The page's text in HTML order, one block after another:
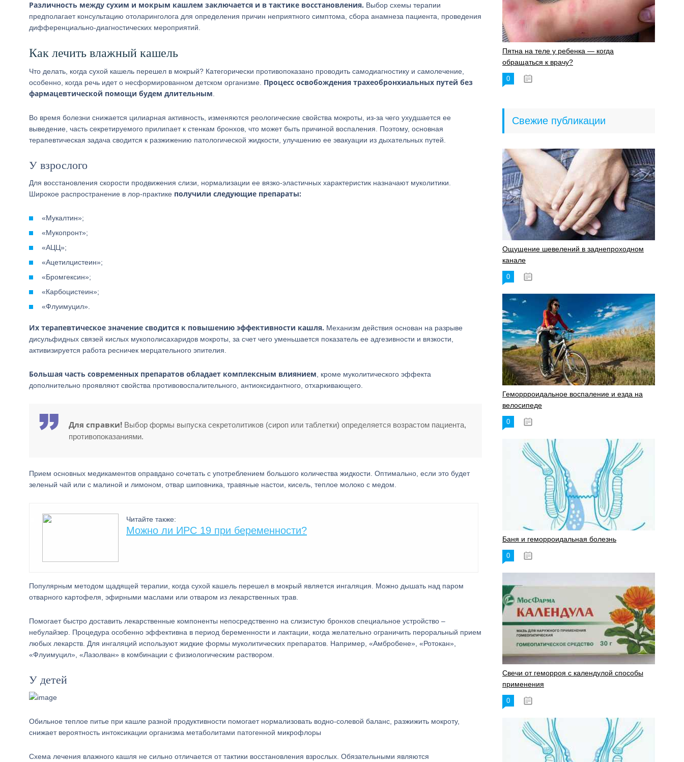
Различность между сухим и мокрым кашлем заключается и в тактике восстановления. Выбор схемы терапии
предполагает консультацию отоларинголога для определения причин неприятного симптома, сбора анамнеза пациента, проведения
дифференциально-диагностических мероприятий.
Как лечить влажный кашель
Что делать, когда сухой кашель перешел в мокрый? Категорически противопоказано проводить самодиагностику и самолечение,
особенно, когда речь идет о несформированном детском организме. Процесс освобождения трахеобронхиальных путей без
фармацевтической помощи будем длительным
Во время болезни снижается цилиарная активность, изменяются реологические свойства мокроты, из-за чего ухудшается ее
выведение, часть секретируемого прилипает к стенкам бронхов, что может быть причиной воспаления. Поэтому, основная
терапевтическая задача сводится к разжижению патологической жидкости, улучшению ее эвакуации из дыхательных путей.
У взрослого
Для восстановления скорости продвижения слизи, нормализации ее вязко-эластичных характеристик назначают муколитики.
Широкое распространение в лор-практике получили следующие препараты:
«Мукалтин»;
«Мукопронт»;
«АЦЦ»;
«Ацетилцистеин»;
«Бромгексин»;
«Карбоцистеин»;
«Флуимуцил».
Их терапевтическое значение сводится к повышению эффективности кашля. Механизм действия основан на разрыве
дисульфидных связей кислых мукополисахаридов мокроты, за счет чего уменьшается показатель ее адгезивности и вязкости,
активизируется работа ресничек мерцательного эпителия.
Большая часть современных препаратов обладает комплексным влиянием , кроме муколитического эффекта
дополнительно проявляют свойства противовоспалительного, антиоксидантного, отхаркивающего.
Для справки! Выбор формы выпуска секретолитиков (сироп или таблетки) определяется возрастом пациента,
противопоказаниями.
Прием основных медикаментов оправдано сочетать с употреблением большого количества жидкости. Оптимально, если это будет
зеленый чай или с малиной и лимоном, отвар шиповника, травяные настои, кисель, теплое молоко с медом.
Читайте также:
Можно ли ИРС 19 при беременности?
Популярным методом щадящей терапии, когда сухой кашель перешел в мокрый является ингаляция. Можно дышать над паром
отварного картофеля, эфирными маслами или отваром из лекарственных трав.
Помогает быстро доставить лекарственные компоненты непосредственно на слизистую бронхов специальное устройство –
небулайзер. Процедура особенно эффективна в период беременности и лактации, когда желательно ограничить пероральный прием
любых лекарств. Для ингаляций используют жидкие формы муколитических препаратов. Например, «Амбробене», «Ротокан»,
«Флуимуцил», «Лазолван» в комбинации с физиологическим раствором.
У детей
Обильное теплое питье при кашле разной продуктивности помогает нормализовать водно-солевой баланс, разжижить мокроту,
снижает вероятность интоксикации организма метаболитами патогенной микрофлоры
Схема лечения влажного кашля не сильно отличается от тактики восстановления взрослых. Обязательными являются
Пятна на теле у ребенка — когда
обращаться к врачу?
0
Свежие публикации
Ощущение шевелений в заднепроходном
канале
0
Геморрроидальное воспаление и езда на
велосипеде
0
Баня и геморроидальная болезнь
0
Свечи от геморроя с календулой способы
применения
0